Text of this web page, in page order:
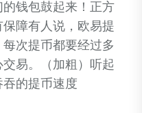
钱包鼓起来！正方
障有人说，欧易提
次提币都要经过多
易。（加粗）听起
的提币速度